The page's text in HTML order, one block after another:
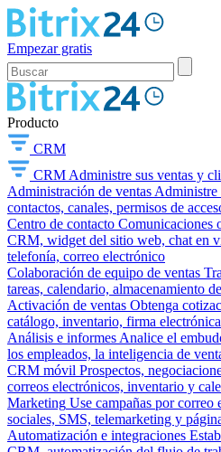
Empezar gratis
Producto
CRM
CRM Administre sus ventas y
Administración de ventas Administre
contactos, canales, permisos de
Centro de contacto Comunicaciones
CRM, widget del sitio web, chat en
telefonía, correo electrónico
Colaboración de equipo de ventas
tareas, calendario, almacenamiento
Activación de ventas Obtenga
catálogo, inventario, firma
Análisis e informes Analice el
los empleados, la inteligencia de
CRM móvil Prospectos,
correos electrónicos, inventario y
Marketing Use campañas por
sociales, SMS, telemarketing y
Automatización e integraciones